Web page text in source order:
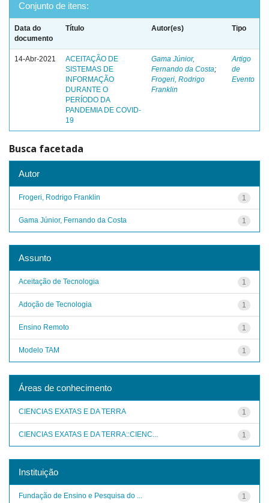
Conjunto de itens:
Data do
documento
Título Autor(es) Tipo
14-Abr-2021
ACEITAÇÃO DE
SISTEMAS DE
INFORMAÇÃO
DURANTE O
PERÍODO DA
PANDEMIA DE COVID-
19
Gama Júnior,
Fernando da Costa;
Frogeri, Rodrigo
Franklin
Artigo
de
Evento
Busca facetada
Autor
1
Frogeri, Rodrigo Franklin
1
Gama Júnior, Fernando da Costa
Assunto
1
Aceitação de Tecnologia
1
Adoção de Tecnologia
1
Ensino Remoto
1
Modelo TAM
Áreas de conhecimento
1
CIENCIAS EXATAS E DA TERRA
1
CIENCIAS EXATAS E DA TERRA::CIENC...
Instituição
1
Fundação de Ensino e Pesquisa do ...